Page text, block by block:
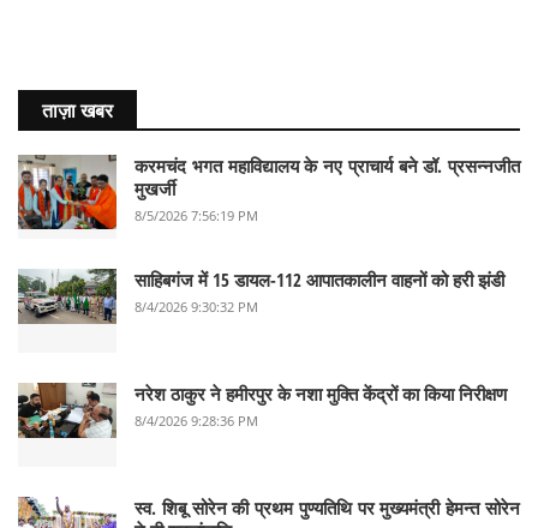
ताज़ा खबर
करमचंद भगत महाविद्यालय के नए प्राचार्य बने डॉ. प्रसन्नजीत
मुखर्जी
8/5/2026 7:56:19 PM
साहिबगंज में 15 डायल-112 आपातकालीन वाहनों को हरी झंडी
8/4/2026 9:30:32 PM
नरेश ठाकुर ने हमीरपुर के नशा मुक्ति केंद्रों का किया निरीक्षण
8/4/2026 9:28:36 PM
स्व. शिबू सोरेन की प्रथम पुण्यतिथि पर मुख्यमंत्री हेमन्त सोरेन